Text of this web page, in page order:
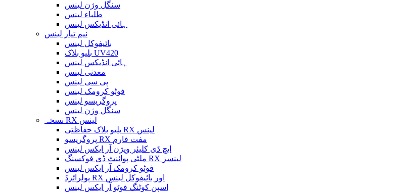
سنگل وژن لینس
طلباء لینس
ہائی انڈیکس لینس
نیم تیار لینس
بائیفوکل لینس
بلیو بلاک UV420
ہائی انڈیکس لینس
معدنی لینس
پی سی لینس
فوٹو کرومک لینس
پروگریسو لینس
سنگل وژن لینس
نسخہ RX لینس
بلیو بلاک حفاظتی RX لینس
پروگریسو RX مفت فارم
ایچ ڈی کلیئر ویژن آر ایکس لینس
ملٹی پوائنٹ ڈی فوکسنگ RX لینسز
فوٹو کرومک آر ایکس لینس
پولرائزڈ RX اور بائیفوکل لینس
اسپن کوٹنگ فوٹو آر ایکس لینس